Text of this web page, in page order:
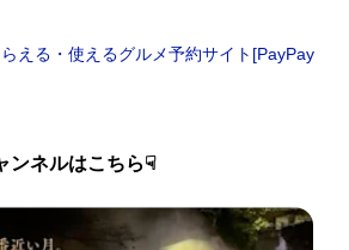
える・使えるグルメ予約サイト[PayPay
ンネルはこちら☟